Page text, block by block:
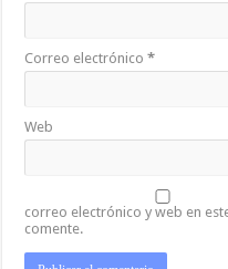
Correo electrónico*
Web
correo electrónico y web en
comente.